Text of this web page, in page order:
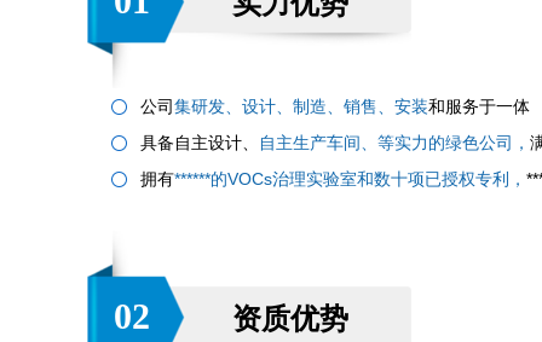
公司集研发、设计、制造、销售、安装和服务于一体
具备自主设计、
自主生产车间、等实力的绿色公司，
拥有******的VOCs治理实验室和数十项已授权专利，
02 资质优势